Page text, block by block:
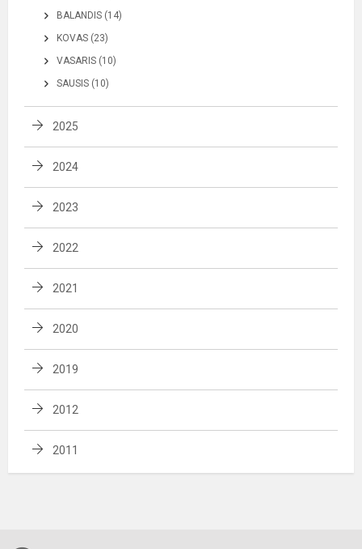
BALANDIS (14)
KOVAS (23)
VASARIS (10)
SAUSIS (10)
2025
2024
2023
2022
2021
2020
2019
2012
2011